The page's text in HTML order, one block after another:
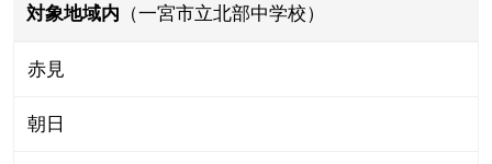
対象地域内 （一宮市立北部中学校）
赤見
朝日